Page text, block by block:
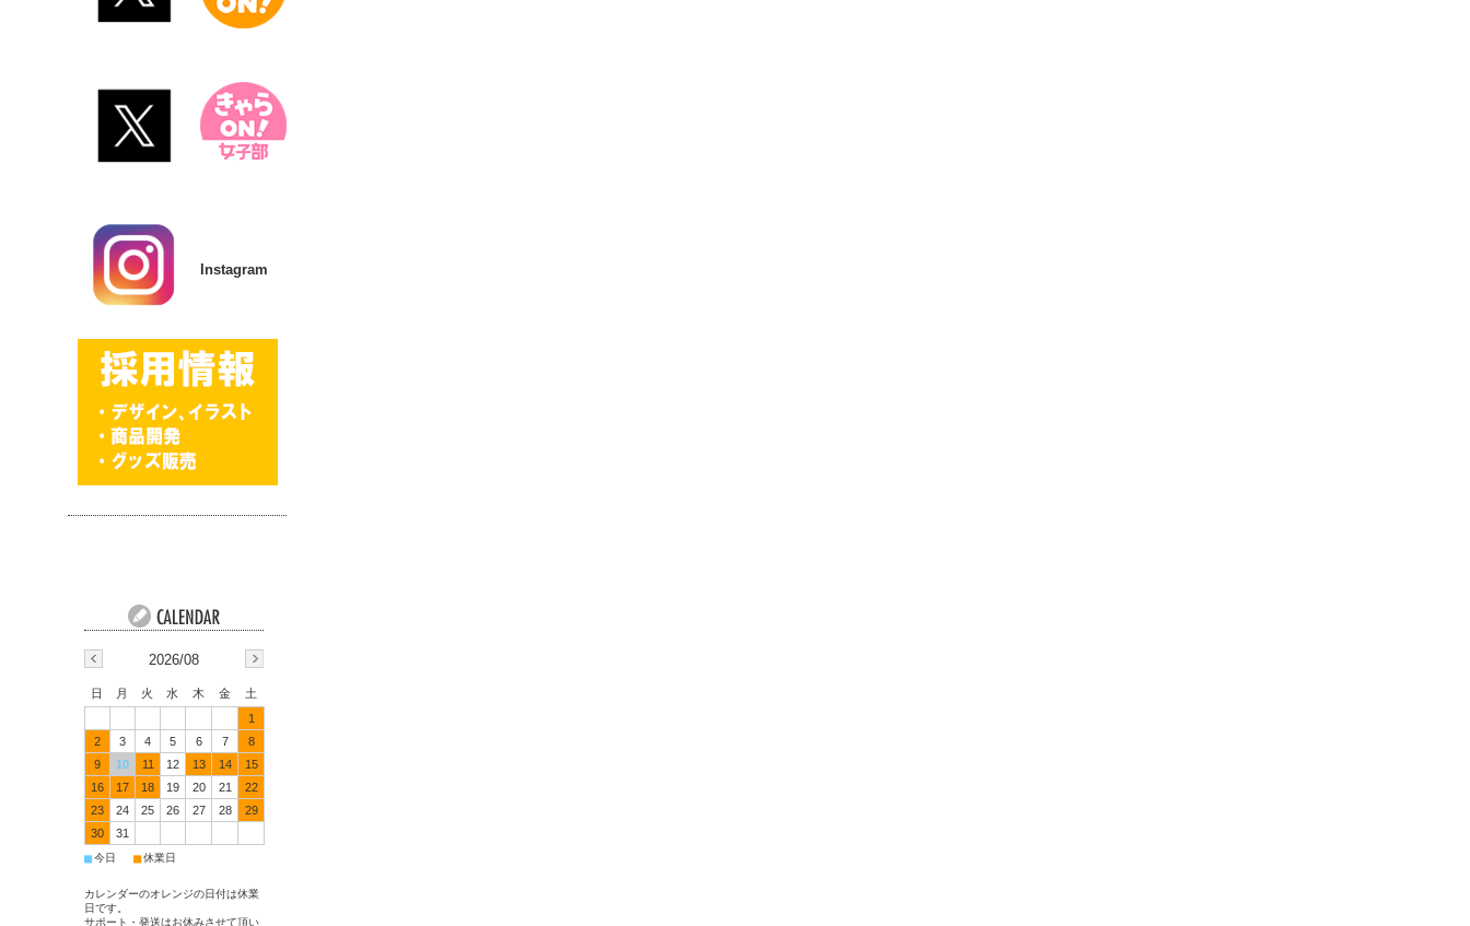
Instagram
2026/08
日 月 火 水 木 金
土
1
2
3 4 5 6 7
8
9
10 11 12 13 14
15
16
17 18 19 20 21
22
23
24 25 26 27 28
29
30
31
■今日 ■休業日
カレンダーのオレンジの日付は休業
日です。
サポート・発送はお休みさせて頂い